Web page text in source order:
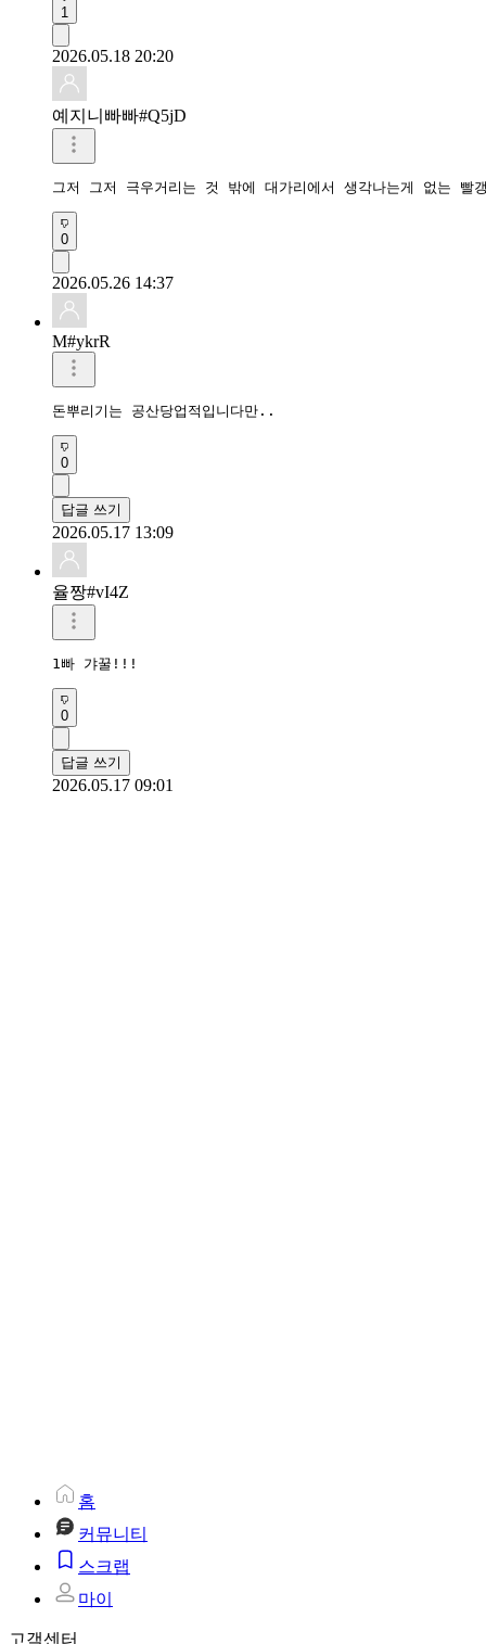
1
2026.05.18 20:20
예지니빠빠#Q5jD
그저 그저 극우거리는 것 밖에 대가리에서 생각나는게 없는 빨
0
2026.05.26 14:37
M#ykrR
돈뿌리기는 공산당업적입니다만..
0
답글 쓰기
2026.05.17 13:09
율짱#vI4Z
1빠 갸꿀!!!
0
답글 쓰기
2026.05.17 09:01
홈
커뮤니티
스크랩
마이
고객센터